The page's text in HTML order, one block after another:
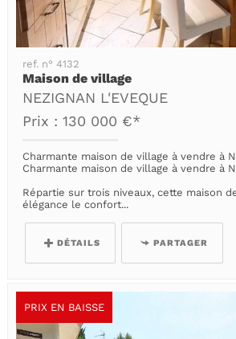
ref. n° 4132
Maison de village
NEZIGNAN L'EVEQUE
Prix : 130 000 €*
Charmante maison de village à vendre à
Charmante maison de village à vendre à
Répartie sur trois niveaux, cette maison
élégance le confort...
DÉTAILS PARTAGER
PRIX EN BAISSE